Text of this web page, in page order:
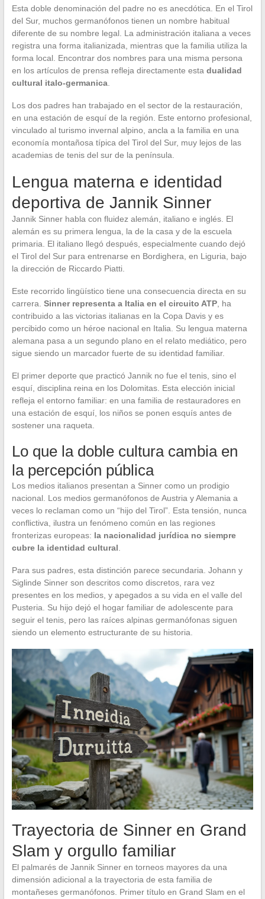
Esta doble denominación del padre no es anecdótica. En el Tirol
del Sur, muchos germanófonos tienen un nombre habitual
diferente de su nombre legal. La administración italiana a veces
registra una forma italianizada, mientras que la familia utiliza la
forma local. Encontrar dos nombres para una misma persona
en los artículos de prensa refleja directamente esta dualidad
cultural italo-germanica.
Los dos padres han trabajado en el sector de la restauración,
en una estación de esquí de la región. Este entorno profesional,
vinculado al turismo invernal alpino, ancla a la familia en una
economía montañosa típica del Tirol del Sur, muy lejos de las
academias de tenis del sur de la península.
Lengua materna e identidad
deportiva de Jannik Sinner
Jannik Sinner habla con fluidez alemán, italiano e inglés. El
alemán es su primera lengua, la de la casa y de la escuela
primaria. El italiano llegó después, especialmente cuando dejó
el Tirol del Sur para entrenarse en Bordighera, en Liguria, bajo
la dirección de Riccardo Piatti.
Este recorrido lingüístico tiene una consecuencia directa en su
carrera. Sinner representa a Italia en el circuito ATP, ha
contribuido a las victorias italianas en la Copa Davis y es
percibido como un héroe nacional en Italia. Su lengua materna
alemana pasa a un segundo plano en el relato mediático, pero
sigue siendo un marcador fuerte de su identidad familiar.
El primer deporte que practicó Jannik no fue el tenis, sino el
esquí, disciplina reina en los Dolomitas. Esta elección inicial
refleja el entorno familiar: en una familia de restauradores en
una estación de esquí, los niños se ponen esquís antes de
sostener una raqueta.
Lo que la doble cultura cambia en
la percepción pública
Los medios italianos presentan a Sinner como un prodigio
nacional. Los medios germanófonos de Austria y Alemania a
veces lo reclaman como un “hijo del Tirol”. Esta tensión, nunca
conflictiva, ilustra un fenómeno común en las regiones
fronterizas europeas: la nacionalidad jurídica no siempre
cubre la identidad cultural
Para sus padres, esta distinción parece secundaria. Johann y
Siglinde Sinner son descritos como discretos, rara vez
presentes en los medios, y apegados a su vida en el valle del
Pusteria. Su hijo dejó el hogar familiar de adolescente para
seguir el tenis, pero las raíces alpinas germanófonas siguen
siendo un elemento estructurante de su historia.
Trayectoria de Sinner en Grand
Slam y orgullo familiar
El palmarés de Jannik Sinner en torneos mayores da una
dimensión adicional a la trayectoria de esta familia de
montañeses germanófonos. Primer título en Grand Slam en el